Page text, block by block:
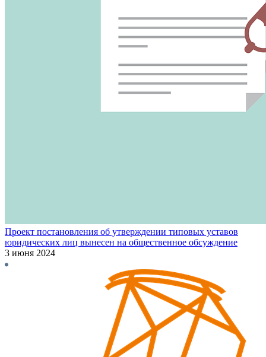
Проект постановления об утверждении типовых уставов
юридических лиц вынесен на общественное обсуждение
3 июня 2024